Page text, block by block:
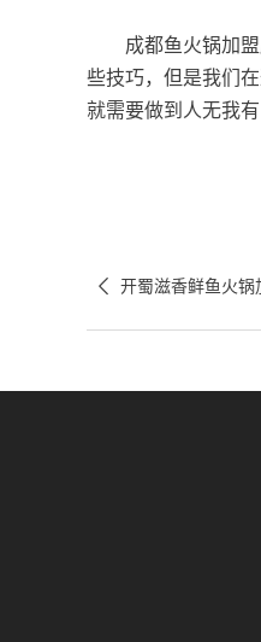
成都鱼火锅加盟
些技巧，但是我们
就需要做到人无我
 开蜀滋香鲜鱼火锅